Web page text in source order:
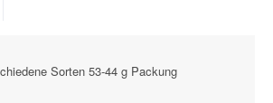
Sorten 53-44 g Packung